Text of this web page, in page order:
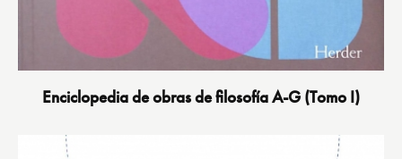
Enciclopedia de obras de filosofía A-G (Tomo I)